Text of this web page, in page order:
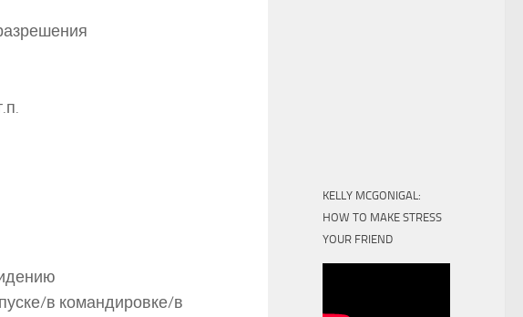
в командировке/в
KELLY MCGONIGAL:
HOW TO MAKE STRESS
YOUR FRIEND